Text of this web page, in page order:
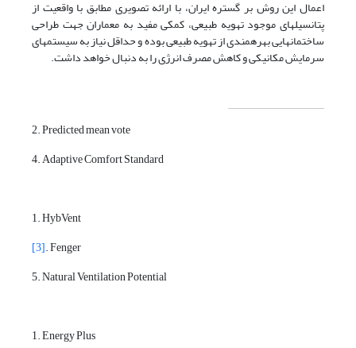
اعمال این روش بر گستره ایران، با ارائه تصویری مطابق با واقعیت از
پتانسیل­های موجود تهویه طبیعی، کمکی مفید به معماران جهت طراحی
ساختمان­هایی بهره­مندی از تهویه طبیعی بوده و حداقل نیاز به سیستم­های
سرمایش مکانیکی و کاهش مصرف انرژی را به دنبال خواهد داشت.
2. Predicted mean vote
4. Adaptive Comfort Standard
1. HybVent
[3]. Fenger
5. Natural Ventilation Potential
1. Energy Plus